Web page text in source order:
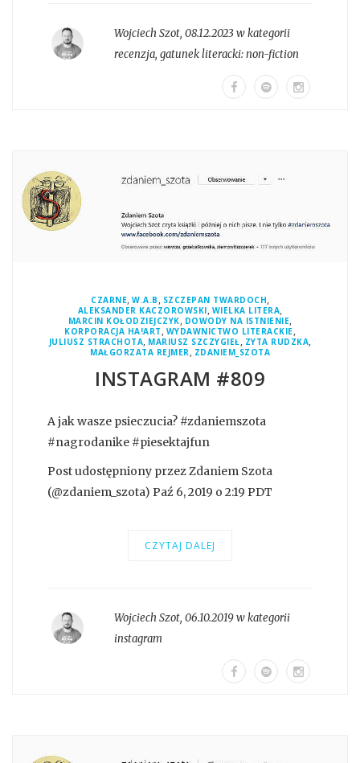
Wojciech Szot, 08.12.2023 w kategorii
recenzja, gatunek literacki:non-fiction
CZARNE, W.A.B , SZCZEPAN TWARDOCH,
ALEKSANDER KACZOROWSKI, WIELKA LITERA,
MARCIN KOŁODZIEJCZYK, DOWODY NA ISTNIENIE,
KORPORACJA HA!ART , WYDAWNICTWO LITERACKIE,
JULIUSZ STRACHOTA, MARIUSZ SZCZYGIEŁ, ZYTA RUDZKA,
MAŁGORZATA REJMER, ZDANIEM_SZOTA
INSTAGRAM #809
A jak wasze psieczucia? #zdaniemszota
#nagrodanike #piesektajfun
Post udostępniony przez Zdaniem Szota
(@zdaniem_szota) Paź 6, 2019 o 2:19 PDT
CZYTAJ DALEJ
Wojciech Szot, 06.10.2019 w kategorii
instagram